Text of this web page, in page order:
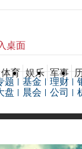
桌面
体育 娱乐 军事
题 基金 理财
盘 晨会 公司